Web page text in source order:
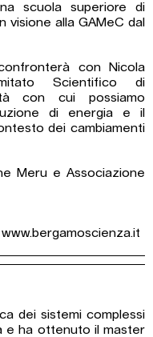
scuola superiore di
visione alla GAMeC dal
con Nicola
Scientifico di
con cui possiamo
di energia e il
dei cambiamenti
Meru e Associazione
www.bergamoscienza.it
dei sistemi complessi
e ha ottenuto il master